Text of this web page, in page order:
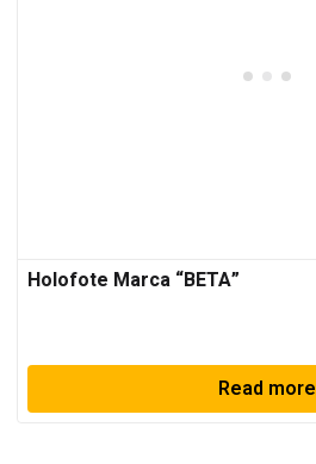
Holofote Marca “BETA”
Read more